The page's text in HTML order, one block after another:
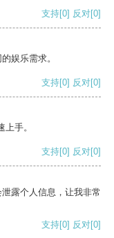
支持[0] 反对[0]
娱乐需求。
支持[0] 反对[0]
手。
支持[0] 反对[0]
露个人信息，让我非常
支持[0] 反对[0]